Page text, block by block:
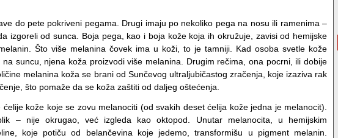
do pete pokriveni pegama. Drugi imaju po nekoliko pega na nosu ili ramenima –
izgoreli od sunca. Boja pega, kao i boja kože koja ih okružuje, zavisi od hemijske
Što više melanina čovek ima u koži, to je tamniji. Kad osoba svetle kože
suncu, njena koža proizvodi više melanina. Drugim rečima, ona pocrni, ili dobije
melanina koža se brani od Sunčevog ultraljubičastog zračenja, koje izaziva rak
što pomaže da se koža zaštiti od daljeg oštećenja.
kože koje se zovu melanociti (od svakih deset ćelija kože jedna je melanocit).
– nije okrugao, već izgleda kao oktopod. Unutar melanocita, u hemijskim
koje potiču od belančevina koje jedemo, transformišu u pigment melanin.